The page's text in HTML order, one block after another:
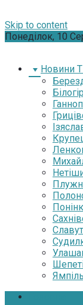
Skip to content
Понеділок, 10
Новини